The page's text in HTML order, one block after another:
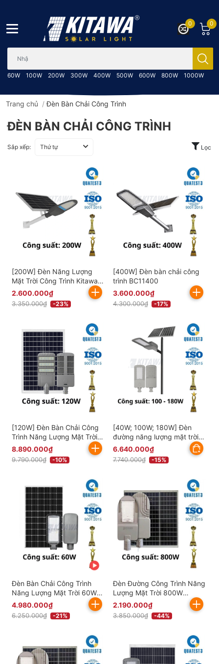
60W 100W 200W 300W 400W 500W 600W 800W 1000W
0
0
Trang chủ /Đèn Bàn Chải Công Trình
ĐÈN BÀN CHẢI CÔNG TRÌNH
Sắp xếp: Thứ tự Lọc
[200W] Đèn Năng Lượng
Mặt Trời Công Trình Kitawa
BC8200
2.600.000₫
3.350.000₫ -23%
[400W] Đèn bàn chải công
trình BC11400
3.600.000₫
4.300.000₫ -17%
[120W] Đèn Bàn Chải Công
Trình Năng Lượng Mặt Trời
120W Kitawa CT.BC09.120
8.890.000₫
9.790.000₫ -10%
[40W; 100W; 180W] Đèn
đường năng lượng mặt trời
Kitawa BCCT06
6.640.000₫
7.740.000₫ -15%
Đèn Bàn Chải Công Trình
Năng Lượng Mặt Trời 60W
KITAWA - BCCT12.60
4.980.000₫
6.250.000₫ -21%
Đèn Đường Công Trình Năng
Lượng Mặt Trời 800W
KITAWA ST5.800
2.190.000₫
3.850.000₫ -44%